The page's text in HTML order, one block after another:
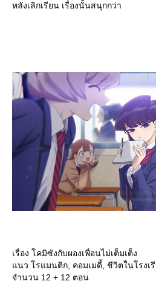
หลังเลิกเรียน เรื่องนั้นสนุกกว่า
เรื่อง โคมิซังกับผองเพื่อนไม่เต็มเต็ง
นว โรแมนติก, คอมเมดี้, ชีวิตในโรงเ
จำนวน 12 + 12 ตอน